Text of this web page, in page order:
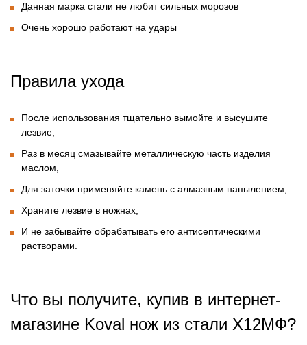
Данная марка стали не любит сильных морозов
Очень хорошо работают на удары
Правила ухода
После использования тщательно вымойте и высушите
лезвие,
Раз в месяц смазывайте металлическую часть изделия
маслом,
Для заточки применяйте камень с алмазным напылением,
Храните лезвие в ножнах,
И не забывайте обрабатывать его антисептическими
растворами.
Что вы получите, купив в интернет-
магазине Koval нож из стали Х12МФ?